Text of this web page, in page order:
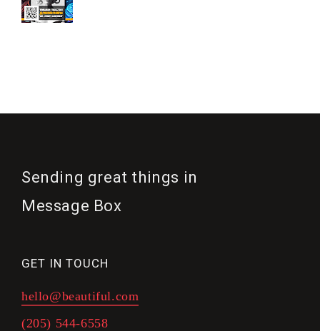
Sending great things in
Message Box
GET IN TOUCH
hello@beautiful.com
(205) 544-6558